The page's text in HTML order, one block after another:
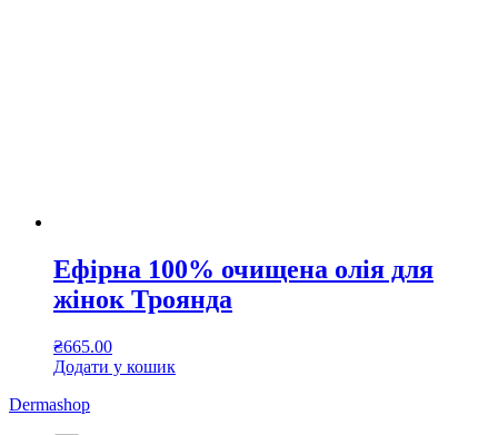
Ефірна 100% очищена олія для
жінок Троянда
₴665.00
Додати у кошик
Dermashop